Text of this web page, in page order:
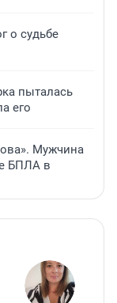
о судьбе
пыталась
его
Мужчина
БПЛА в